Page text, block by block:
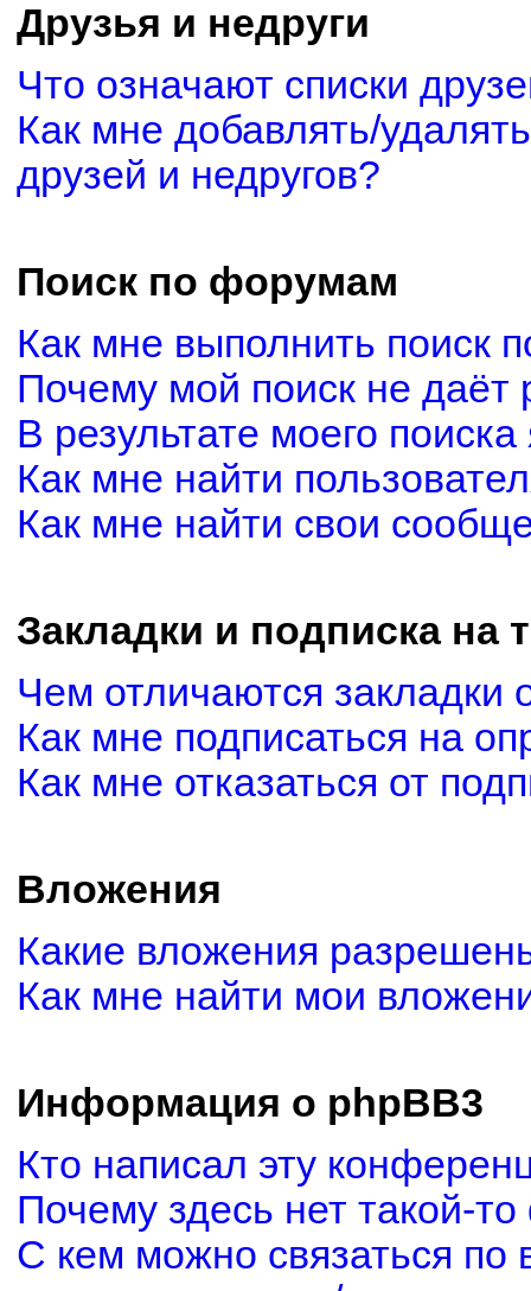
Друзья и недруги
Что означают списки
Как мне добавлять/
друзей и недругов?
Поиск по форумам
Как мне выполнить поиск
Почему мой поиск не даёт
В результате моего
Как мне найти
Как мне найти свои
Закладки и подписка на
Чем отличаются закладки
Как мне подписаться на
Как мне отказаться от
Вложения
Какие вложения
Как мне найти мои
Информация о phpBB3
Кто написал эту
Почему здесь нет такой-
С кем можно связаться по